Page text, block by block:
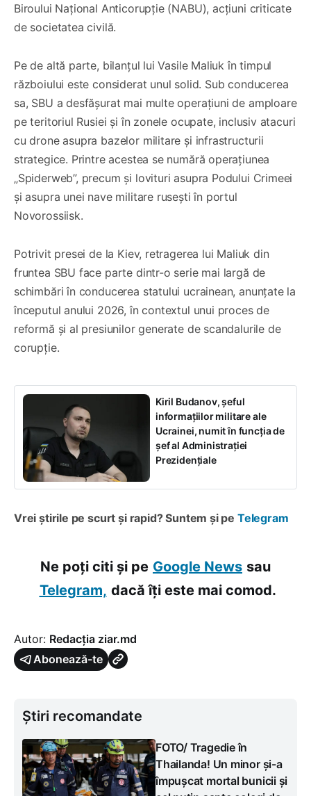
Biroului Național Anticorupție (NABU), acțiuni criticate
de societatea civilă.
Pe de altă parte, bilanțul lui Vasile Maliuk în timpul
războiului este considerat unul solid. Sub conducerea
sa, SBU a desfășurat mai multe operațiuni de amploare
pe teritoriul Rusiei și în zonele ocupate, inclusiv atacuri
cu drone asupra bazelor militare și infrastructurii
strategice. Printre acestea se numără operațiunea
„Spiderweb”, precum și lovituri asupra Podului Crimeei
și asupra unei nave militare rusești în portul
Novorossiisk.
Potrivit presei de la Kiev, retragerea lui Maliuk din
fruntea SBU face parte dintr-o serie mai largă de
schimbări în conducerea statului ucrainean, anunțate la
începutul anului 2026, în contextul unui proces de
reformă și al presiunilor generate de scandalurile de
corupție.
Kiril Budanov, șeful
informațiilor militare ale
Ucrainei, numit în funcția de
șef al Administrației
Prezidențiale
Vrei știrile pe scurt și rapid? Suntem și pe Telegram
Ne poți citi și pe Google News sau
Telegram, dacă îți este mai comod.
Autor: Redacția ziar.md
Abonează-te
Știri recomandate
FOTO/ Tragedie în
Thailanda! Un minor și-a
împușcat mortal bunicii și